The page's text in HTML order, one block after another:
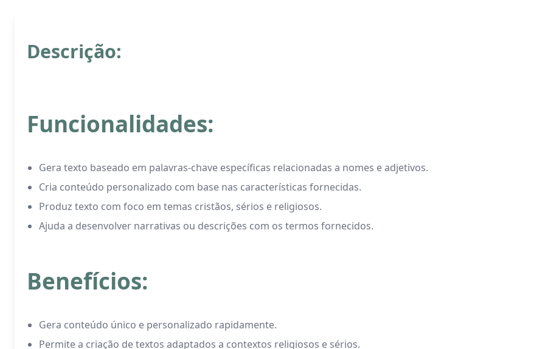
Descrição:
Funcionalidades:
Gera texto baseado em palavras-chave específicas relacionadas a nomes e adjetivos.
Cria conteúdo personalizado com base nas características fornecidas.
Produz texto com foco em temas cristãos, sérios e religiosos.
Ajuda a desenvolver narrativas ou descrições com os termos fornecidos.
Benefícios:
Gera conteúdo único e personalizado rapidamente.
Permite a criação de textos adaptados a contextos religiosos e sérios.